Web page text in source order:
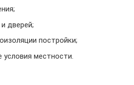
дверей;
постройки;
условия местности.